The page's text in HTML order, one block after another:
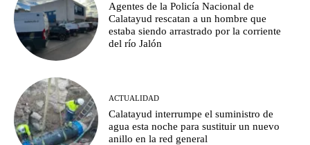
Agentes de la Policía Nacional de
Calatayud rescatan a un hombre que
estaba siendo arrastrado por la corriente
del río Jalón
ACTUALIDAD
Calatayud interrumpe el suministro de
agua esta noche para sustituir un nuevo
anillo en la red general